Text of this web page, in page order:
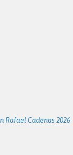
Rafael Cadenas 2026